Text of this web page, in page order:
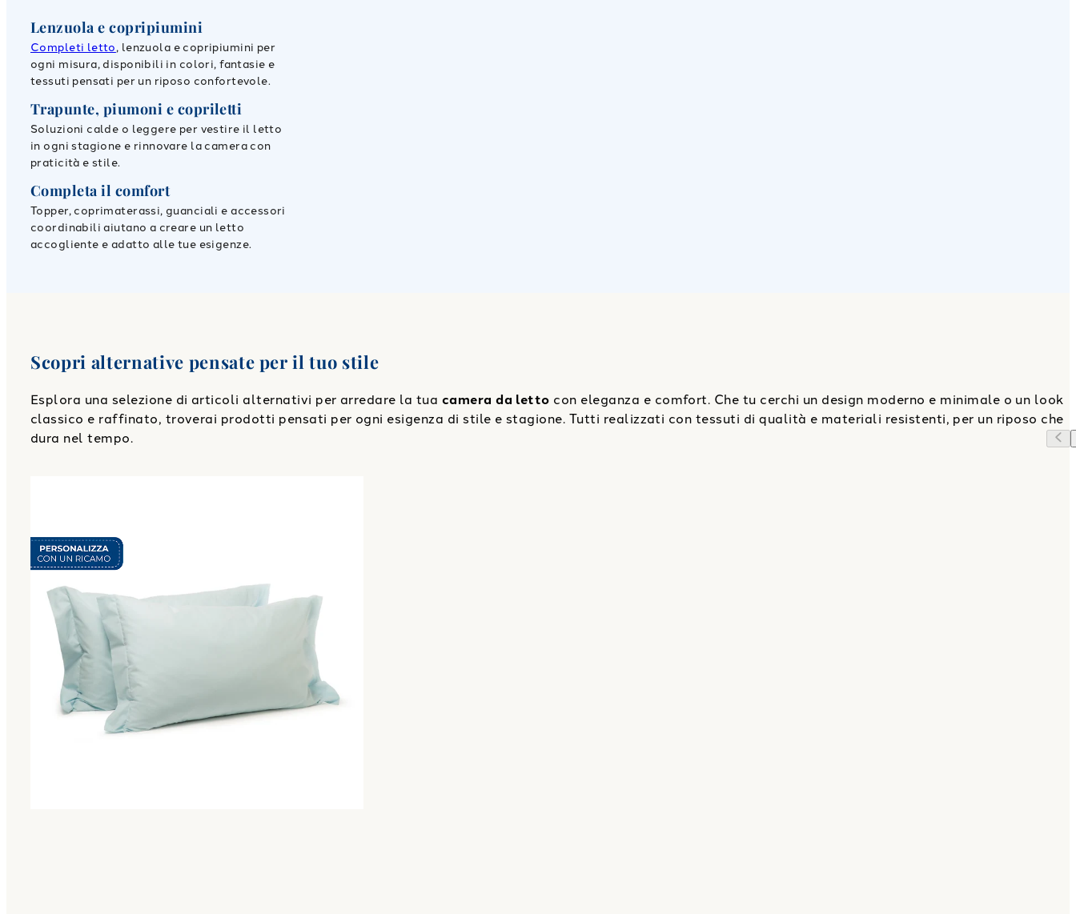
Lenzuola e copripiumini
Completi letto, lenzuola e copripiumini per
ogni misura, disponibili in colori, fantasie e
tessuti pensati per un riposo confortevole.
Trapunte, piumoni e copriletti
Soluzioni calde o leggere per vestire il letto
in ogni stagione e rinnovare la camera con
praticità e stile.
Completa il comfort
Topper, coprimaterassi, guanciali e accessori
coordinabili aiutano a creare un letto
accogliente e adatto alle tue esigenze.
Scopri alternative pensate per il tuo stile
Esplora una selezione di articoli alternativi per arredare la tua camera da letto con eleganza e comfort. Che tu cerchi un design moderno e minimale o un look
classico e raffinato, troverai prodotti pensati per ogni esigenza di stile e stagione. Tutti realizzati con tessuti di qualità e materiali resistenti, per un riposo che
dura nel tempo.